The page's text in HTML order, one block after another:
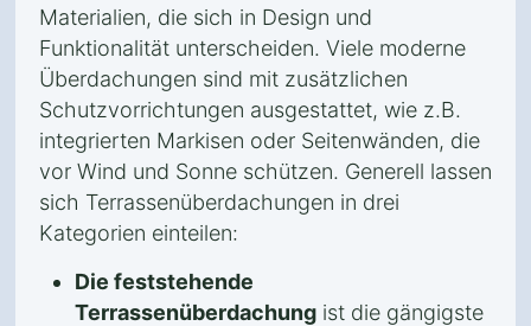
Materialien, die sich in Design und
Funktionalität unterscheiden. Viele moderne
Überdachungen sind mit zusätzlichen
Schutzvorrichtungen ausgestattet, wie z.B.
integrierten Markisen oder Seitenwänden, die
vor Wind und Sonne schützen. Generell lassen
sich Terrassenüberdachungen in drei
Kategorien einteilen:
Die feststehende
Terrassenüberdachung ist die gängigste